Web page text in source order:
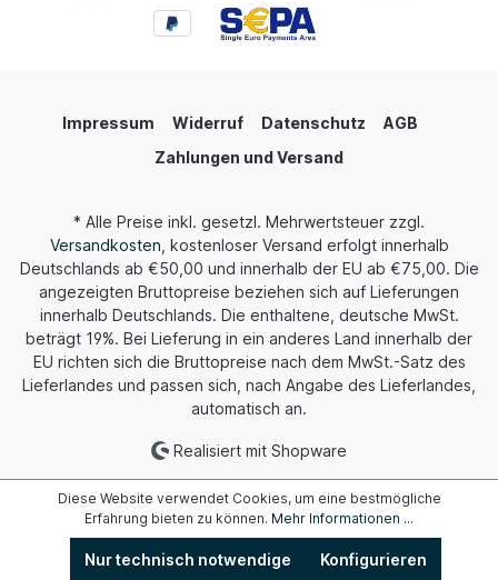
Impressum Widerruf Datenschutz
AGB
Zahlungen und Versand
* Alle Preise inkl. gesetzl. Mehrwertsteuer zzgl.
Versandkosten , kostenloser Versand erfolgt innerhalb
Deutschlands ab €50,00 und innerhalb der EU ab €75,00. Die
angezeigten Bruttopreise beziehen sich auf Lieferungen
innerhalb Deutschlands. Die enthaltene, deutsche MwSt.
beträgt 19%. Bei Lieferung in ein anderes Land innerhalb der
EU richten sich die Bruttopreise nach dem MwSt.-Satz des
Lieferlandes und passen sich, nach Angabe des Lieferlandes,
automatisch an.
Realisiert mit Shopware
Diese Website verwendet Cookies, um eine bestmögliche
Erfahrung bieten zu können. Mehr Informationen ...
Nur technisch notwendige Konfigurieren